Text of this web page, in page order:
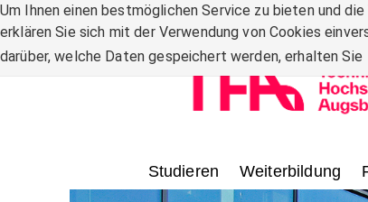
Um Ihnen einen bestmöglichen Service zu bieten und
erklären Sie sich mit der Verwendung von Cookies
darüber, welche Daten gespeichert werden, erhalten Sie
Zum Inhalt
Studieren Weiterbildung